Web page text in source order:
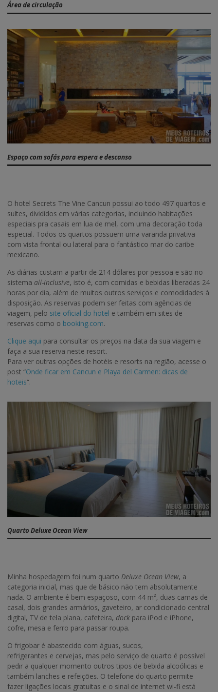
Área de circulação
Espaço com sofás para espera e descanso
O hotel Secrets The Vine Cancun possui ao todo 497 quartos e
suítes, divididos em várias categorias, incluindo habitações
especiais pra casais em lua de mel, com uma decoração toda
especial. Todos os quartos possuem uma varanda privativa
com vista frontal ou lateral para o fantástico mar do caribe
mexicano.
As diárias custam a partir de 214 dólares por pessoa e são no
sistema all-inclusive, isto é, com comidas e bebidas liberadas 24
horas por dia, além de muitos outros serviços e comodidades à
disposição. As reservas podem ser feitas com agências de
viagem, pelo site oficial do hotel e também em sites de
reservas como o booking.com.
Clique aqui para consultar os preços na data da sua viagem e
faça a sua reserva neste resort.
Para ver outras opções de hotéis e resorts na região, acesse o
post “Onde ficar em Cancun e Playa del Carmen: dicas de
hoteis“.
Quarto Deluxe Ocean View
Minha hospedagem foi num quarto Deluxe Ocean View, a
categoria inicial, mas que de básico não tem absolutamente
nada. O ambiente é bem espaçoso, com 44 m², duas camas de
casal, dois grandes armários, gaveteiro, ar condicionado central
digital, TV de tela plana, cafeteira, dock para iPod e iPhone,
cofre, mesa e ferro para passar roupa.
O frigobar é abastecido com águas, sucos,
refrigerantes e cervejas, mas pelo serviço de quarto é possível
pedir a qualquer momento outros tipos de bebida alcoólicas e
também lanches e refeições. O telefone do quarto permite
fazer ligações locais gratuitas e o sinal de internet wi-fi está